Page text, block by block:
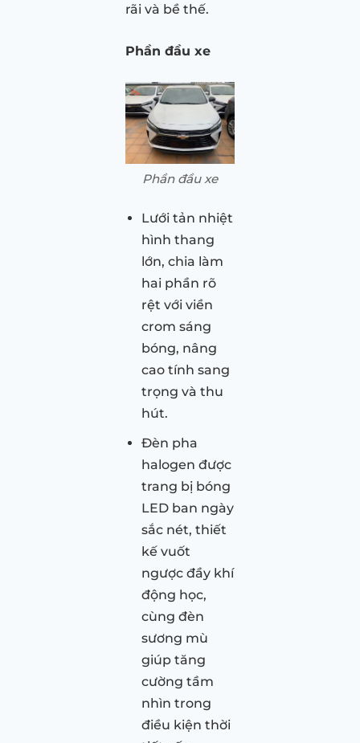
rãi và bề thế.
Phần đầu xe
Phần đầu xe
Lưới tản nhiệt
hình thang
lớn, chia làm
hai phần rõ
rệt với viền
crom sáng
bóng, nâng
cao tính sang
trọng và thu
hút.
Đèn pha
halogen được
trang bị bóng
LED ban ngày
sắc nét, thiết
kế vuốt
ngược đầy khí
động học,
cùng đèn
sương mù
giúp tăng
cường tầm
nhìn trong
điều kiện thời